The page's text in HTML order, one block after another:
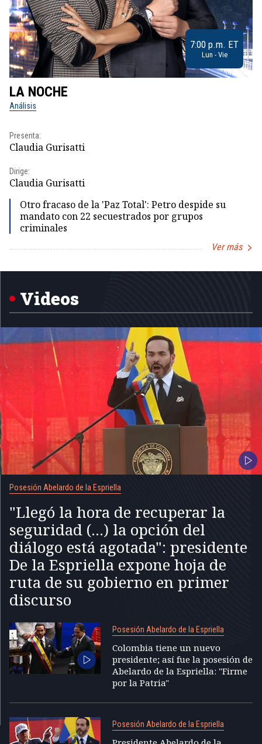
7:00 p.m. ET
Lun - Vie
LA NOCHE
Análisis
Presenta:
Claudia Gurisatti
Dirige:
Claudia Gurisatti
Otro fracaso de la 'Paz Total': Petro despide su
mandato con 22 secuestrados por grupos
criminales
Ver más
Videos
Posesión Abelardo de la Espriella
"Llegó la hora de recuperar la
seguridad (...) la opción del
diálogo está agotada": presidente
De la Espriella expone hoja de
ruta de su gobierno en primer
discurso
Posesión Abelardo de la Espriella
Colombia tiene un nuevo
presidente; así fue la posesión de
Abelardo de la Espriella: "Firme
por la Patria"
Posesión Abelardo de la Espriella